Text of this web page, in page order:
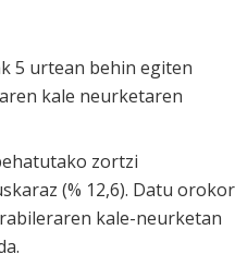
5 urtean behin egiten
kale neurketaren
zortzi
(% 12,6). Datu orokor
kale-neurketan